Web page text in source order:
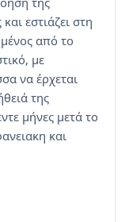
εστιάζει στη
από το
με
να έρχεται
της
μήνες μετά το
και